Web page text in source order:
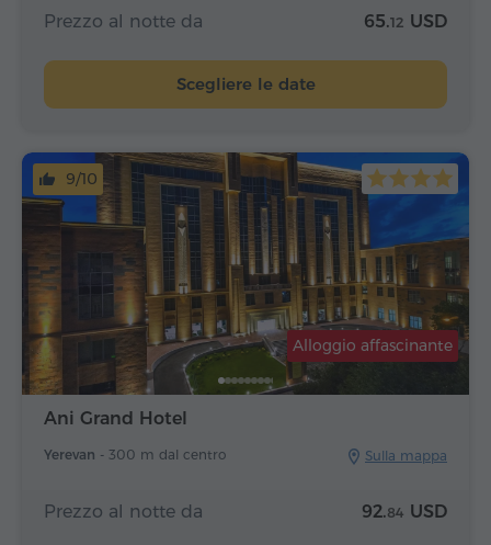
Prezzo al notte da 65.12 USD
Scegliere le date
Ani Grand Hotel
Yerevan - 300 m dal centro Sulla mappa
Alloggio affascinante
9/10
Prezzo al notte da 92.84 USD